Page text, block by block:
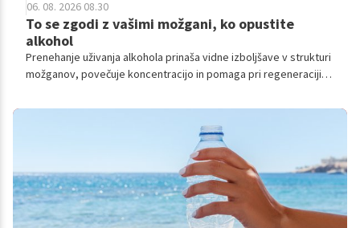
06. 08. 2026 08.30
To se zgodi z vašimi možgani, ko opustite
alkohol
Prenehanje uživanja alkohola prinaša vidne izboljšave v strukturi
možganov, povečuje koncentracijo in pomaga pri regeneraciji